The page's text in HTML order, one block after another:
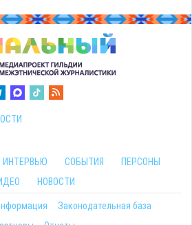
ИНТЕРВЬЮ СОБЫТИЯ
ПЕРСОНЫ
НОВОСТИ
Законодательная база